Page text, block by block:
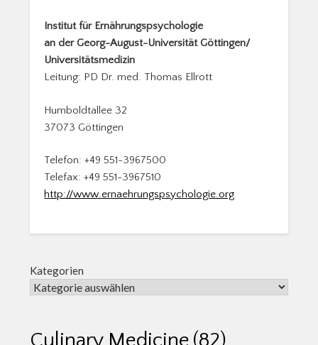
Institut für Ernährungspsychologie
an der Georg-August-Universität Göttingen/
Universitätsmedizin
Leitung: PD Dr. med. Thomas Ellrott
Humboldtallee 32
37073 Göttingen
Telefon: +49 551-3967500
Telefax: +49 551-3967510
http://www.ernaehrungspsychologie.org
Kategorien
Culinary Medicine (82)